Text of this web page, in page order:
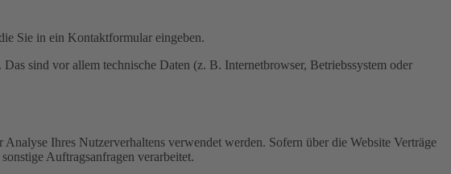
Sie in ein Kontaktformular eingeben.
sind vor allem technische Daten (z. B. Internetbrowser, Betriebssystem oder
Ihres Nutzerverhaltens verwendet werden. Sofern über die Website Verträge
Auftragsanfragen verarbeitet.